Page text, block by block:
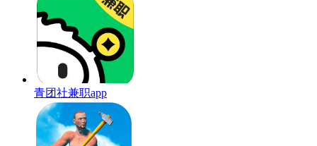
青团社兼职app